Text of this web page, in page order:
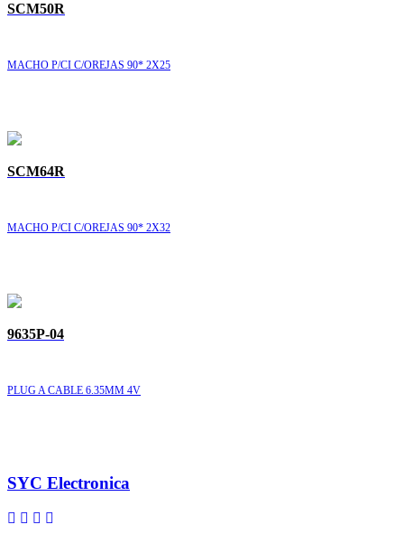
SCM50R
MACHO P/CI C/OREJAS 90* 2X25
SCM64R
MACHO P/CI C/OREJAS 90* 2X32
9635P-04
PLUG A CABLE 6.35MM 4V
SYC Electronica